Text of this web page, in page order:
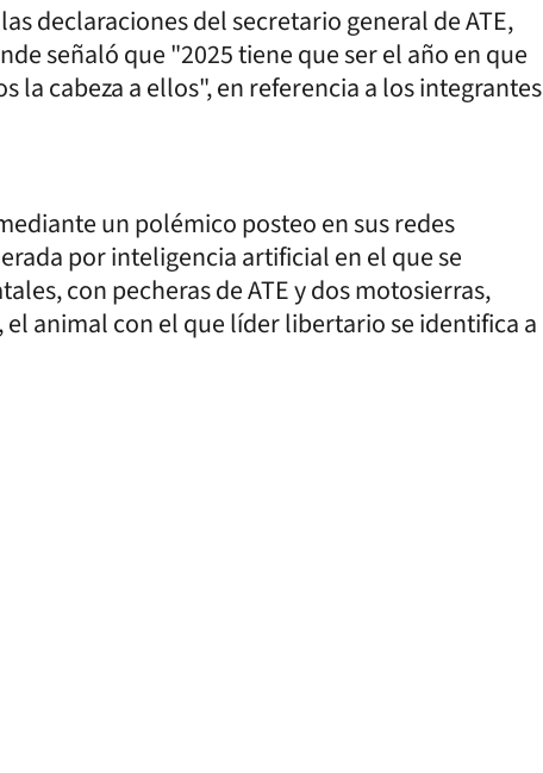
declaraciones del secretario general de ATE,
señaló que "2025 tiene que ser el año en que
la cabeza a ellos", en referencia a los integrantes
un polémico posteo en sus redes
por inteligencia artificial en el que se
con pecheras de ATE y dos motosierras,
animal con el que líder libertario se identifica a